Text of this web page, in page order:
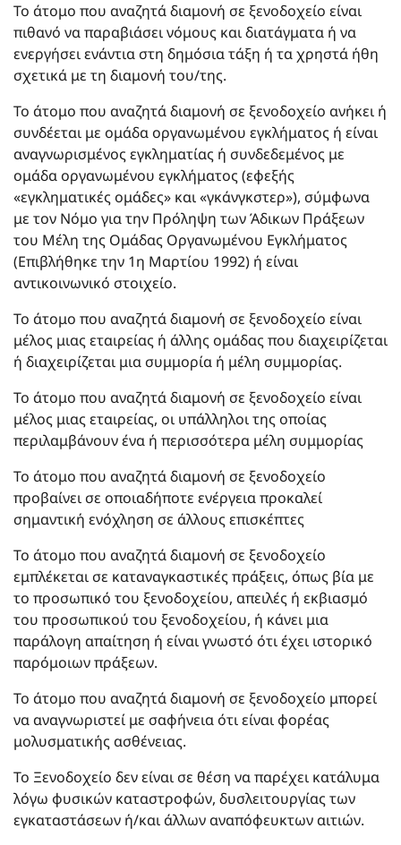
Το άτομο που αναζητά διαμονή σε ξενοδοχείο είναι
πιθανό να παραβιάσει νόμους και διατάγματα ή να
ενεργήσει ενάντια στη δημόσια τάξη ή τα χρηστά ήθη
σχετικά με τη διαμονή του/της.
Το άτομο που αναζητά διαμονή σε ξενοδοχείο ανήκει ή
συνδέεται με ομάδα οργανωμένου εγκλήματος ή είναι
αναγνωρισμένος εγκληματίας ή συνδεδεμένος με
ομάδα οργανωμένου εγκλήματος (εφεξής
«εγκληματικές ομάδες» και «γκάνγκστερ»), σύμφωνα
με τον Νόμο για την Πρόληψη των Άδικων Πράξεων
του Μέλη της Ομάδας Οργανωμένου Εγκλήματος
(Επιβλήθηκε την 1η Μαρτίου 1992) ή είναι
αντικοινωνικό στοιχείο.
Το άτομο που αναζητά διαμονή σε ξενοδοχείο είναι
μέλος μιας εταιρείας ή άλλης ομάδας που διαχειρίζεται
ή διαχειρίζεται μια συμμορία ή μέλη συμμορίας.
Το άτομο που αναζητά διαμονή σε ξενοδοχείο είναι
μέλος μιας εταιρείας, οι υπάλληλοι της οποίας
περιλαμβάνουν ένα ή περισσότερα μέλη συμμορίας
Το άτομο που αναζητά διαμονή σε ξενοδοχείο
προβαίνει σε οποιαδήποτε ενέργεια προκαλεί
σημαντική ενόχληση σε άλλους επισκέπτες
Το άτομο που αναζητά διαμονή σε ξενοδοχείο
εμπλέκεται σε καταναγκαστικές πράξεις, όπως βία με
το προσωπικό του ξενοδοχείου, απειλές ή εκβιασμό
του προσωπικού του ξενοδοχείου, ή κάνει μια
παράλογη απαίτηση ή είναι γνωστό ότι έχει ιστορικό
παρόμοιων πράξεων.
Το άτομο που αναζητά διαμονή σε ξενοδοχείο μπορεί
να αναγνωριστεί με σαφήνεια ότι είναι φορέας
μολυσματικής ασθένειας.
Το Ξενοδοχείο δεν είναι σε θέση να παρέχει κατάλυμα
λόγω φυσικών καταστροφών, δυσλειτουργίας των
εγκαταστάσεων ή/και άλλων αναπόφευκτων αιτιών.